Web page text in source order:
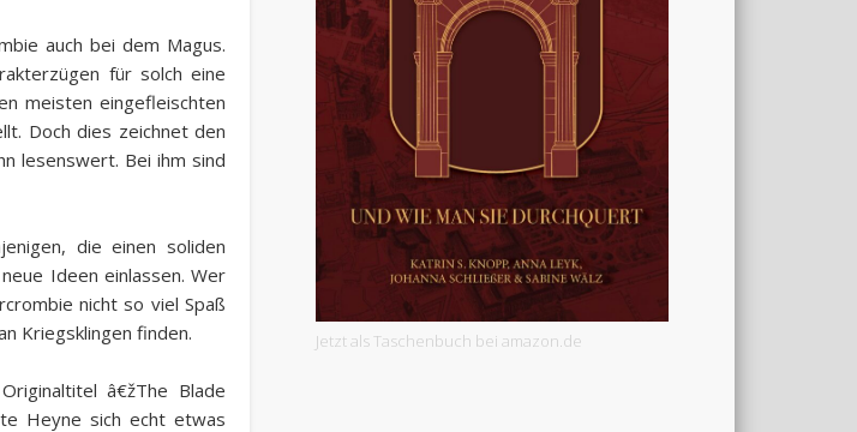
auch bei dem Magus.
für solch eine
meisten eingefleischten
Doch dies zeichnet den
lesenswert. Bei ihm sind
die einen soliden
Ideen einlassen. Wer
nicht so viel Spaß
Kriegsklingen finden.
â€žThe Blade
Heyne sich echt etwas
Jetzt als Taschenbuch bei amazon.de